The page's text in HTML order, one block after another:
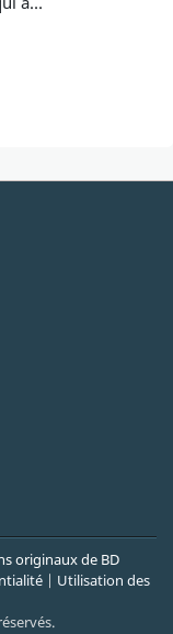
originaux de BD
| Utilisation des